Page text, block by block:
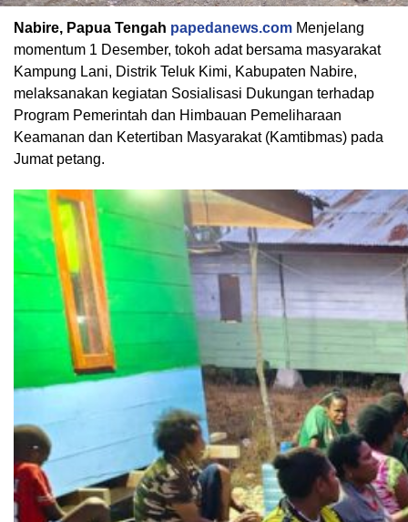
Nabire, Papua Tengah papedanews.com Menjelang
momentum 1 Desember, tokoh adat bersama masyarakat
Kampung Lani, Distrik Teluk Kimi, Kabupaten Nabire,
melaksanakan kegiatan Sosialisasi Dukungan terhadap
Program Pemerintah dan Himbauan Pemeliharaan
Keamanan dan Ketertiban Masyarakat (Kamtibmas) pada
Jumat petang.